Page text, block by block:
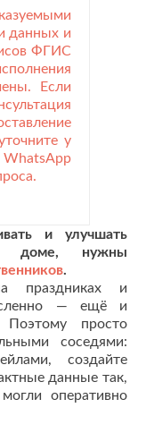
данных и
ФГИС
Если
у
WhatsApp
и улучшать
доме, нужны
.
праздниках и
— ещё и
Поэтому просто
соседями:
создайте
данные так,
оперативно